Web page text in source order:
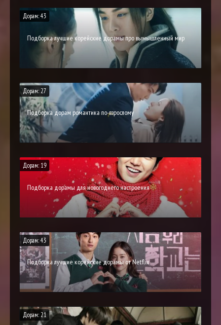
Дорам: 43
Подборка лучшие корейские дорамы про вымышленный мир
Дорам: 27
Подборка дорам романтика по-взрослому
Дорам: 19
Подборка дорамы для новогоднего настроения
Дорам: 43
Подборка лучшие корейские дорамы от Netflix
Дорам: 21